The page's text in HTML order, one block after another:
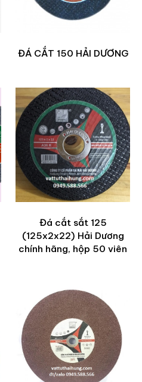
ĐÁ CẮT 150 HẢI DƯƠNG
Đá cắt sắt 125
(125x2x22) Hải Dương
chính hãng, hộp 50 viên